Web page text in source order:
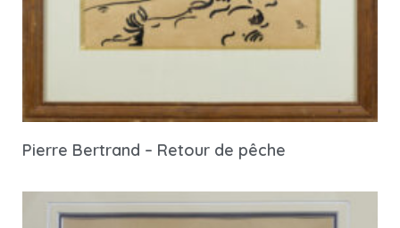
Pierre Bertrand – Retour de pêche